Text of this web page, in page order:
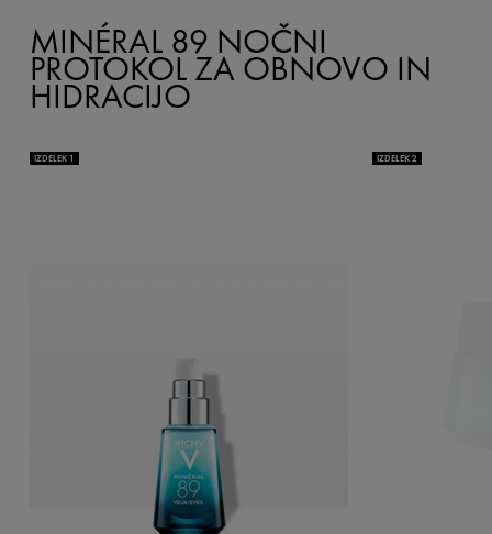
MINÉRAL 89 NOČNI
PROTOKOL ZA OBNOVO IN
HIDRACIJO
IZDELEK 1 IZDELEK 2